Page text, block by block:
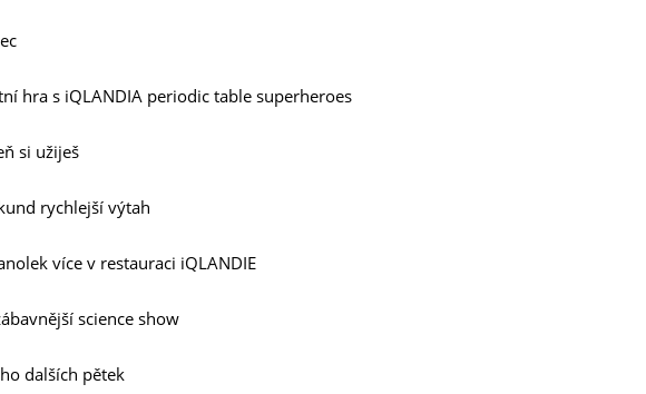
hra s iQLANDIA periodic table superheroes
si užiješ
rychlejší výtah
více v restauraci iQLANDIE
science show
dalších pětek